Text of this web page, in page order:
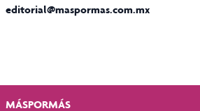
editorial@maspormas.com.mx
MÁSPORMÁS